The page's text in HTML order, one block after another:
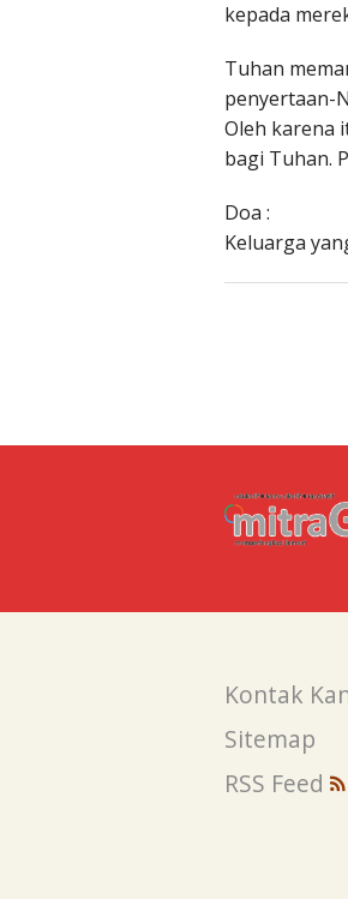
kepada
Tuhan
penyertaan-
Oleh karena
bagi Tuhan.
Doa :
Keluarga
Kontak
Sitemap
RSS Feed